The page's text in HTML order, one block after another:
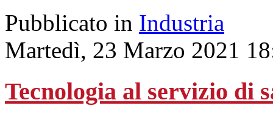
Pubblicato in Industria
Martedì, 23 Marzo 2021
Tecnologia al servizio di